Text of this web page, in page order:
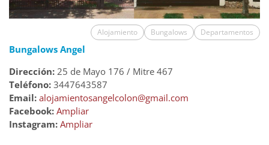
Alojamiento Bungalows Departamentos
Bungalows Angel
Dirección: 25 de Mayo 176 / Mitre 467
Teléfono: 3447643587
Email: alojamientosangelcolon@gmail.com
Facebook: Ampliar
Instagram: Ampliar